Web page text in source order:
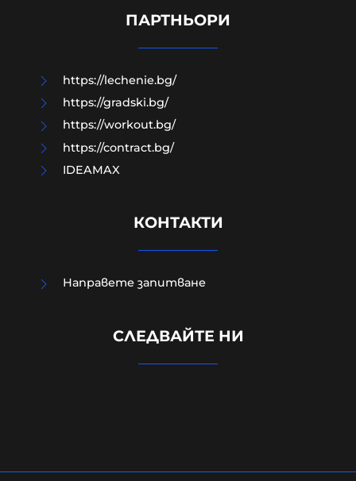
глави до 5 кг
Румънските радари не засекли
средство", преди дронът да се
ПАРТНЬОРИ
https://lechenie.bg/
https://gradski.bg/
https://workout.bg/
https://contract.bg/
IDEAMAX
КОНТАКТИ
Направете запитване
СЛЕДВАЙТЕ НИ